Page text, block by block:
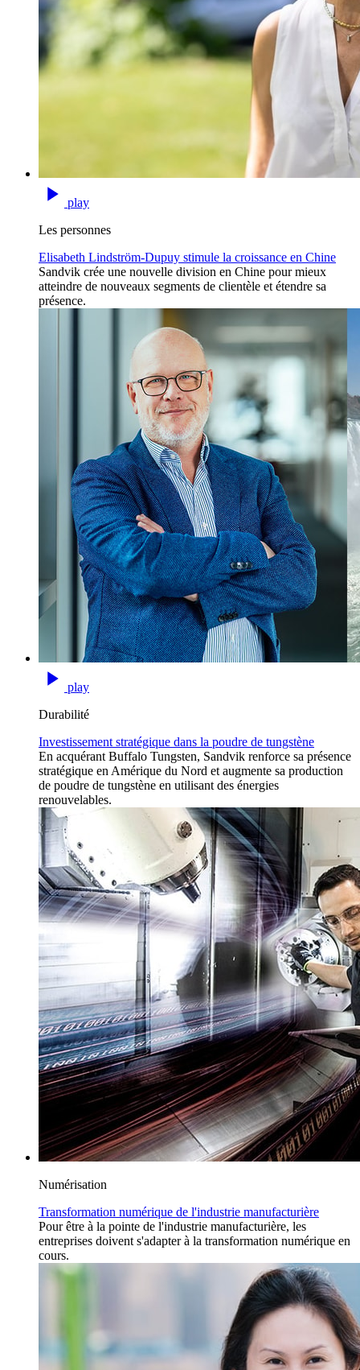
play
Les personnes
Elisabeth Lindström-Dupuy stimule la croissance en Chine
Sandvik crée une nouvelle division en Chine pour mieux
atteindre de nouveaux segments de clientèle et étendre sa
présence.
play
Durabilité
Investissement stratégique dans la poudre de tungstène
En acquérant Buffalo Tungsten, Sandvik renforce sa présence
stratégique en Amérique du Nord et augmente sa production
de poudre de tungstène en utilisant des énergies
renouvelables.
Numérisation
Transformation numérique de l'industrie manufacturière
Pour être à la pointe de l'industrie manufacturière, les
entreprises doivent s'adapter à la transformation numérique en
cours.